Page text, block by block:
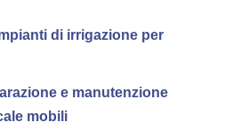
di irrigazione per
e manutenzione
mobili